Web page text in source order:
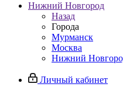
Нижний Новгород
Назад
Города
Мурманск
Москва
Нижний
Личный кабинет